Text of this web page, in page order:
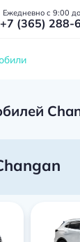
Ежедневно с 9:00
+7 (365) 288-